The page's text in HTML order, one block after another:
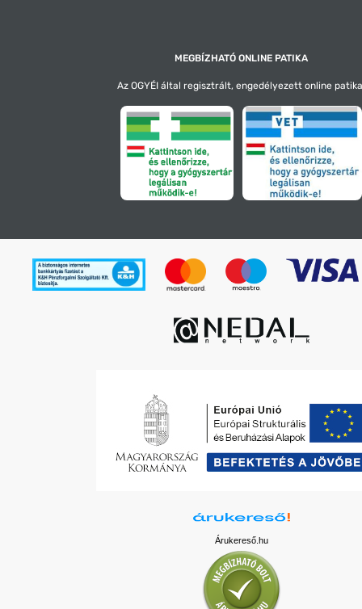
MEGBÍZHATÓ ONLINE PATIKA
Az OGYÉI által regisztrált, engedélyezett online
Árukereső.hu